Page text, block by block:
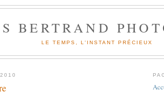
BERTRAND
LE TEMPS, L'INSTANT PRÉCIEUX